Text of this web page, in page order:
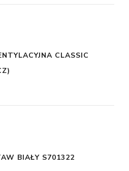
CLASSIC
BIAŁY S701322